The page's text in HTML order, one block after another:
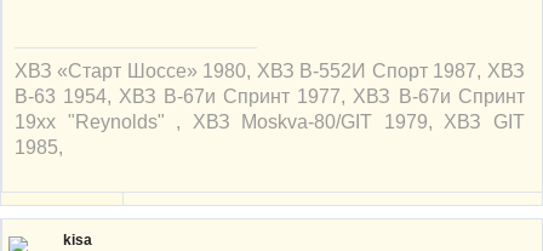
ХВЗ «Старт Шоссе» 1980, ХВЗ В-552И Спорт 1987, ХВЗ
В-63 1954, ХВЗ В-67и Спринт 1977, ХВЗ В-67и Спринт
19xx "Reynolds" , ХВЗ Moskva-80/GIT 1979, ХВЗ GIT
1985,
kisa